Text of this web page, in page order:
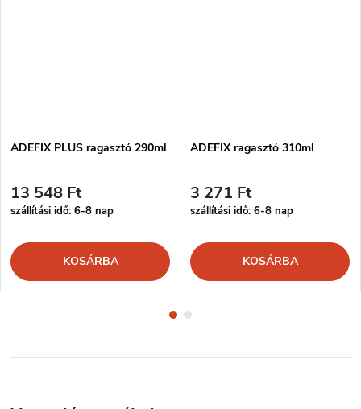
ADEFIX PLUS ragasztó 290ml
13 548 Ft
szállítási idő: 6-8 nap
KOSÁRBA
ADEFIX ragasztó 310ml
3 271 Ft
szállítási idő: 6-8 nap
KOSÁRBA